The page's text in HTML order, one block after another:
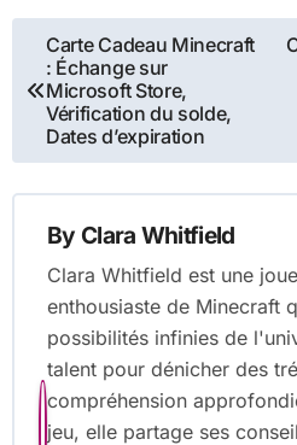
Post
navigation
Carte Cadeau Minecraft
: Échange sur
Microsoft Store,
Vérification du solde,
Dates d’expiration
By Clara Whitfield
Clara Whitfield est une
enthousiaste de Minecraft
possibilités infinies de
talent pour dénicher des
compréhension
jeu, elle partage ses